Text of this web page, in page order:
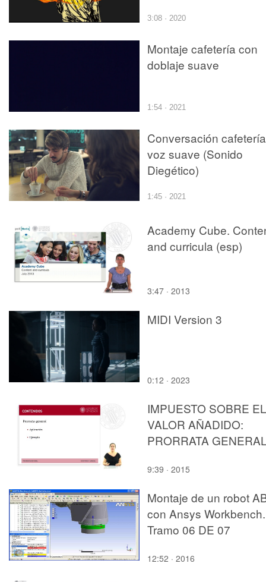
3:08 · 2020
Montaje cafetería con
doblaje suave
1:54 · 2021
Conversación cafetería
voz suave (Sonido
Diegético)
1:45 · 2021
Academy Cube.
and curricula (esp)
3:47 · 2013
MIDI Version 3
0:12 · 2023
IMPUESTO SOBRE EL
VALOR AÑADIDO:
PRORRATA
9:39 · 2015
Montaje de un robot
con Ansys Workbench.
Tramo 06 DE 07
12:52 · 2016